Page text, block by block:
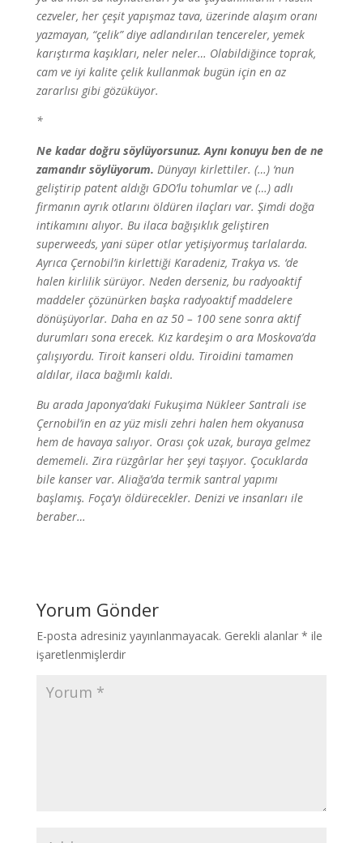
cezveler, her çeşit yapışmaz tava, üzerinde alaşım oranı
yazmayan, “çelik” diye adlandırılan tencereler, yemek
karıştırma kaşıkları, neler neler… Olabildiğince toprak,
cam ve iyi kalite çelik kullanmak bugün için en az
zararlısı gibi gözüküyor.
*
Ne kadar doğru söylüyorsunuz. Aynı konuyu ben de ne
zamandır söylüyorum. Dünyayı kirlettiler. (…) ‘nun
geliştirip patent aldığı GDO’lu tohumlar ve (…) adlı
firmanın ayrık otlarını öldüren ilaçları var. Şimdi doğa
intikamını alıyor. Bu ilaca bağışıklık geliştiren
superweeds, yani süper otlar yetişiyormuş tarlalarda.
Ayrıca Çernobil’in kirlettiği Karadeniz, Trakya vs. ‘de
halen kirlilik sürüyor. Neden derseniz, bu radyoaktif
maddeler çözünürken başka radyoaktif maddelere
dönüşüyorlar. Daha en az 50 – 100 sene sonra aktif
durumları sona erecek. Kız kardeşim o ara Moskova’da
çalışıyordu. Tiroit kanseri oldu. Tiroidini tamamen
aldılar, ilaca bağımlı kaldı.
Bu arada Japonya’daki Fukuşima Nükleer Santrali ise
Çernobil’in en az yüz misli zehri halen hem okyanusa
hem de havaya salıyor. Orası çok uzak, buraya gelmez
dememeli. Zira rüzgârlar her şeyi taşıyor. Çocuklarda
bile kanser var. Aliağa’da termik santral yapımı
başlamış. Foça’yı öldürecekler. Denizi ve insanları ile
beraber…
Yorum Gönder
E-posta adresiniz yayınlanmayacak. Gerekli alanlar * ile
işaretlenmişlerdir